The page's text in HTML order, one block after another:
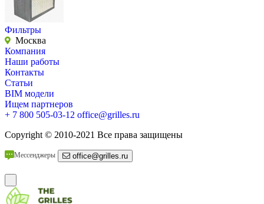
Фильтры
Москва
Компания
Наши работы
Контакты
Статьи
BIM модели
Ищем партнеров
+ 7 800 505-03-12 office@grilles.ru
Copyright © 2010-2021 Все права защищены
Мессенджеры office@grilles.ru